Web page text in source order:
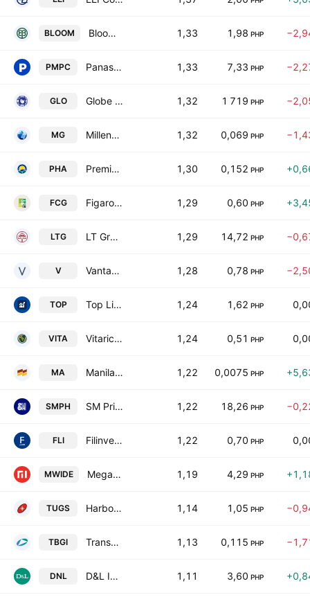
BLOOM Bloomberry Resorts Corporation 1,33 1,98 PHP
PMPC Panasonic Manufacturing Philippines Corporation 1,33 7,33 PHP
GLO Globe Telecom Inc. 1,32 1 719 PHP
MG Millennium Global Holdings, Inc. 1,32 0,069 PHP
PHA Premiere Horizon Alliance Corporation 1,30 0,152 PHP
FCG Figaro Culinary Group, Inc. 1,29 0,60 PHP
LTG LT Group, Inc. 1,29 14,72 PHP
V Vantage Equities, Inc. 1,28 0,78 PHP
TOP Top Line Business Development Corp. 1,24 1,62 PHP
VITA Vitarich Corp. 1,24 0,51 PHP
MA Manila Mining Corporation Class A 1,22 0,0075 PHP
SMPH SM Prime Holdings, Inc. 1,22 18,26 PHP
FLI Filinvest Land Incorporated 1,22 0,70 PHP
MWIDE Megawide Construction Corporation 1,19 4,29 PHP
TUGS Harbor Star Shipping Services, Inc. 1,14 1,05 PHP
TBGI Transpacific Broadband Group International, Inc. 1,13 0,115 PHP
DNL D&L Industries, Inc. 1,11 3,60 PHP